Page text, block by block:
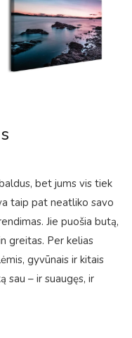
bet jums vis tiek
taip pat neatliko savo
Jie puošia butą,
greitas. Per kelias
gyvūnais ir kitais
sau – ir suaugęs, ir